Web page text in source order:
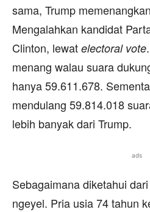
sama, Trump
Mengalahkan kandidat
Clinton, lewat electoral vote
menang walau suara
hanya 59.611.678.
mendulang 59.814.018
lebih banyak dari Trump.
ads
Sebagaimana diketahui
ngeyel. Pria usia 74 tahun